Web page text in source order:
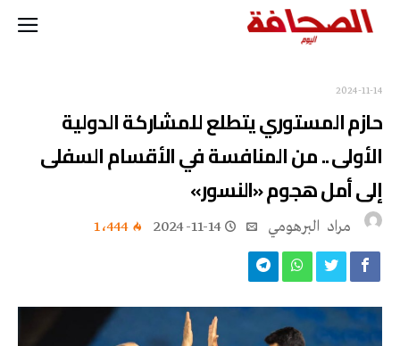
2024-11-14
حازم المستوري يتطلع للمشاركة الدولية
الأولى .. من المنافسة في الأقسام السفلى
إلى أمل هجوم «النسور»
مراد‭ ‬ البرهومي 2024-11-14 1٬444